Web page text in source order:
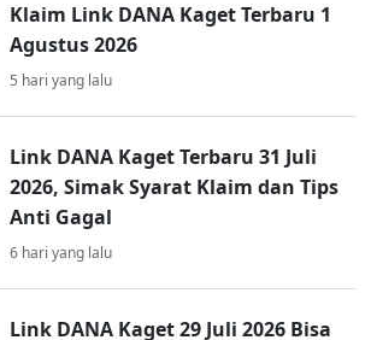
Klaim Link DANA Kaget Terbaru 1
Agustus 2026
5 hari yang lalu
Link DANA Kaget Terbaru 31 Juli
2026, Simak Syarat Klaim dan Tips
Anti Gagal
6 hari yang lalu
Link DANA Kaget 29 Juli 2026 Bisa